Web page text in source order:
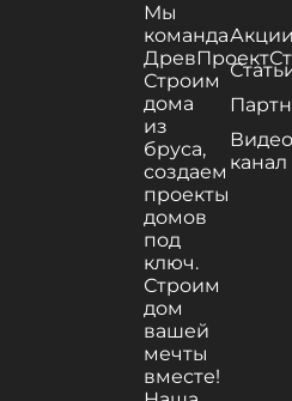
Мы
команда
Строим
дома
из
бруса,
создаем
проекты
домов
под
ключ.
Строим
дом
вашей
мечты
вместе!
Акции
канал